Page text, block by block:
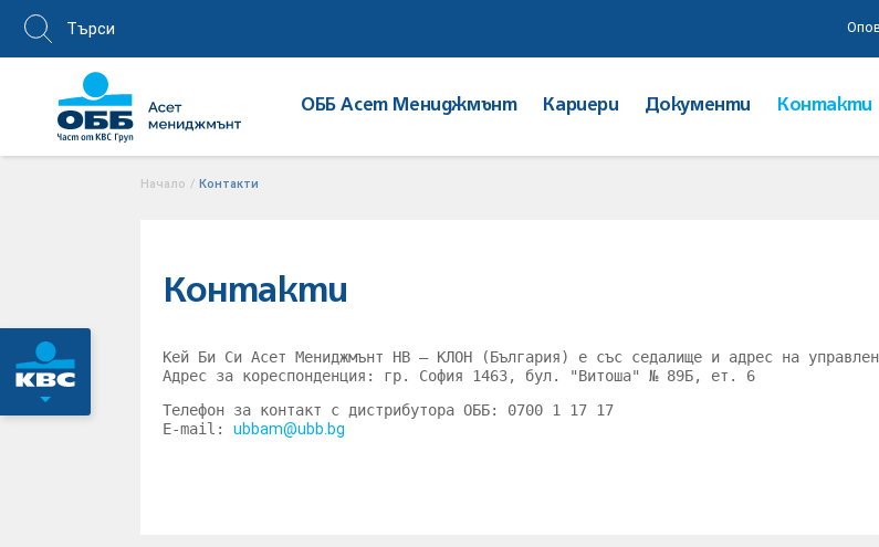
ОББ Асет Мениджмънт Кариери Документи Контакти
Начало / Контакти
Контакти
Кей Би Си Асет Мениджмънт НВ – КЛОН (България) е със седалище и адрес на
Адрес за кореспонденция: гр. София 1463, бул. "Витоша" № 89Б, ет. 6
Телефон за контакт с дистрибутора ОББ: 0700 1 17 17
E-mail: ubbam@ubb.bg